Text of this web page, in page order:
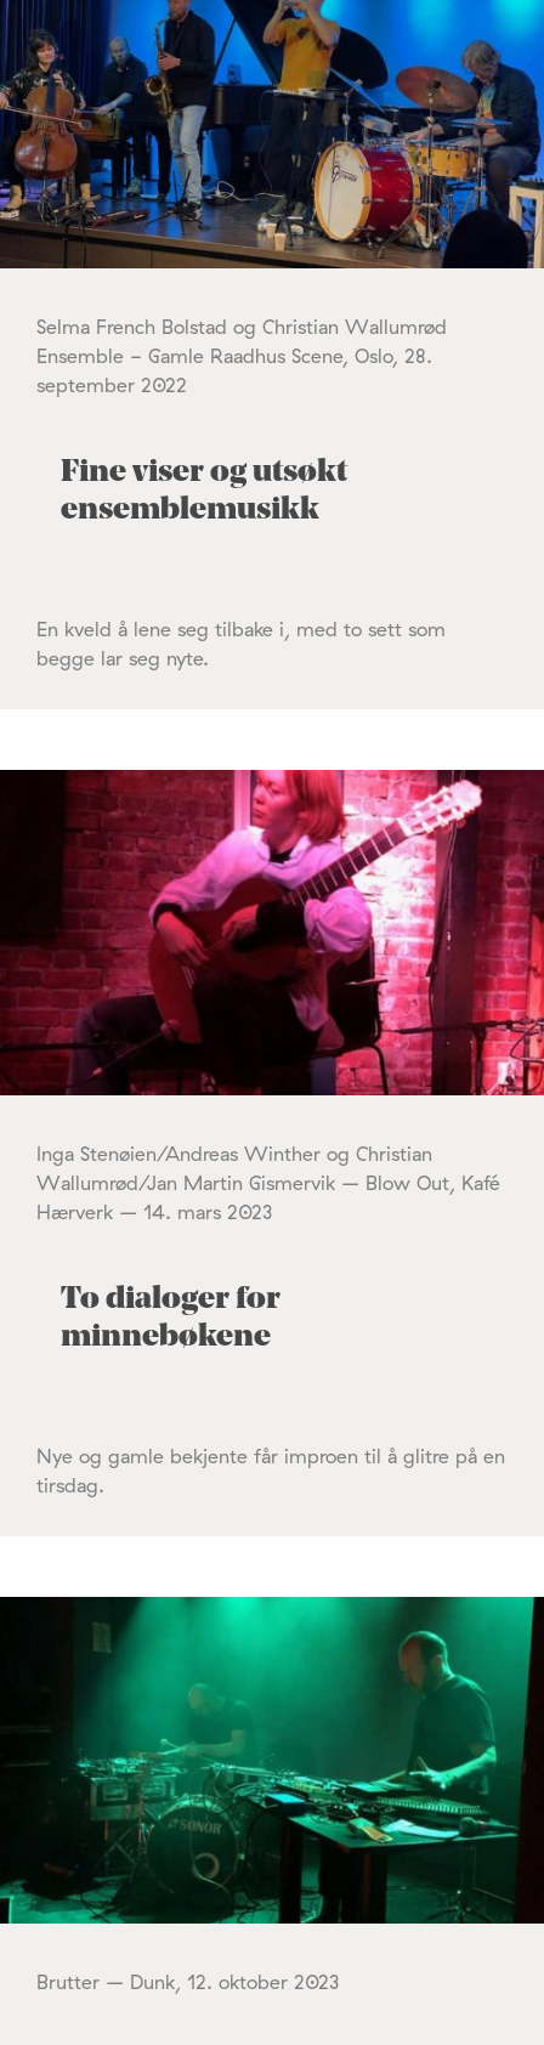
Selma French Bolstad og Christian Wallumrød
Ensemble - Gamle Raadhus Scene, Oslo, 28.
september 2022
Fine viser og utsøkt
ensemblemusikk
En kveld å lene seg tilbake i, med to sett som
begge lar seg nyte.
Inga Stenøien/Andreas Winther og Christian
Wallumrød/Jan Martin Gismervik – Blow Out, Kafé
Hærverk – 14. mars 2023
To dialoger for
minnebøkene
Nye og gamle bekjente får improen til å glitre på en
tirsdag.
Brutter – Dunk, 12. oktober 2023